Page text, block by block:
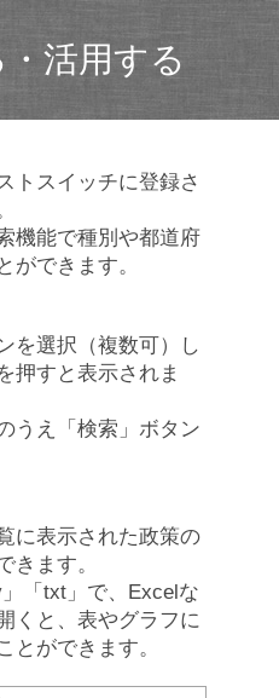
活用する
トスイッチに登録さ
機能で種別や都道府
ができます。
を選択（複数可）し
押すと表示されま
うえ「検索」ボタン
に表示された政策の
きます。
「txt」で、Excelな
くと、表やグラフに
とができます。